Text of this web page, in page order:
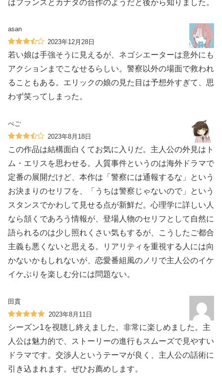
はフランスとカナダの合作のようだと後から知りました。
asan
2023年12月28日
若い娘は手強そうに見えるが、ネゴシエーターは意外にも
アクションまでこなせるらしい。警察以外の場面で救われ
ることもある。エリックの娘の見た目は予想外すぎて、思
わず笑ってしまった。
ぺご
2023年8月18日
この作品は結構面白くてお気に入りだ。主人公の外見はト
ム・エリスを思わせる。人質事件というのは海外ドラマで
定番の展開だけど、本作は「警察には通報するな」という
お決まりのセリフを、「うちは警察じゃないので」という
スタンスでかわして見せる点が新鮮だ。心理学に詳しい人
なら頷くであろう情報が、登場人物のセリフとして自然に
語られるのは少し照れくさい気もするが、こうしたご都合
主義も悪くないと思える。リアリティを重視する人には向
かないかもしれないが、恋愛番組風のノリで主人公のイケ
イケぶりを楽しむ分には問題ない。
田貫
2023年8月11日
シーズン1を視聴し終えました。非常に楽しめました。主
人公は魅力的で、ストーリーの進行もスムーズで見やすい
ドラマです。交渉人というテーマが良く、主人公の話術に
引き込まれます。ぜひお薦めします。